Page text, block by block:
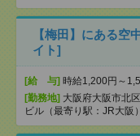
【梅田】にある空
イト]
[給 与] 時給1,200円～
[勤務地] 大阪府大阪市北
ビル（最寄り駅：JR大阪）